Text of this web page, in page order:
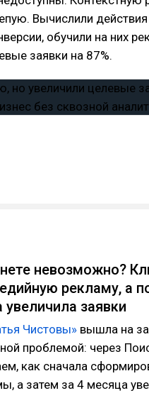
Вычислили действия
обучили на них
заявки на 87%.
невозможно?
рекламу, а
увеличила заявки
Чистовы» вышла на
проблемой: через
как сначала
а затем за 4 месяца